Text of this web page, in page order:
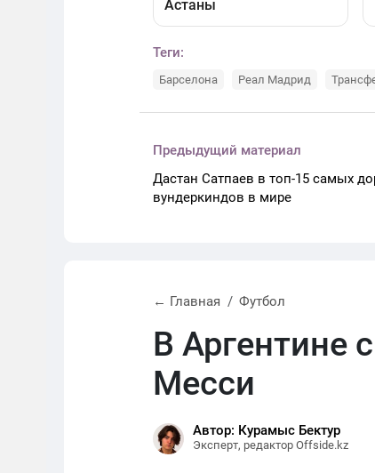
Теги:
Барселона Реал Мадрид
Предыдущий материал
Дастан Сатпаев в топ-15 самых
вундеркиндов в мире
← Главная Футбол
В Аргентине
Месси
Автор: Курамыс Бектур
Эксперт, редактор Offside.kz